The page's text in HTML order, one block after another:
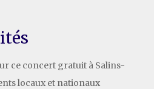
ce concert gratuit à Salins-
locaux et nationaux